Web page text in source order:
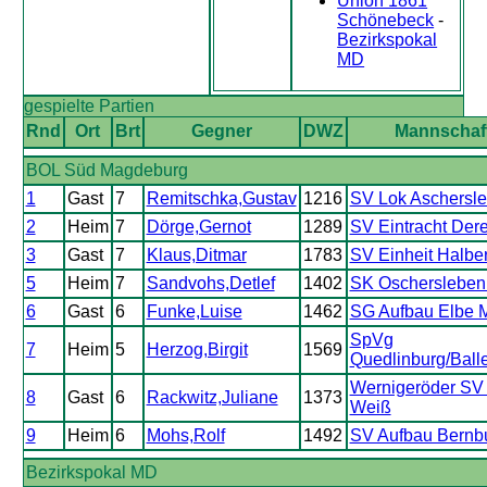
Schönebeck -
Bezirkspokal
MD
gespielte Partien
Rnd
Ort Brt Gegner DWZ
BOL Süd Magdeburg
1
Gast 7 Remitschka,Gustav 1216 SV Lok
2
Heim 7 Dörge,Gernot 1289 SV Eintracht
3
Gast 7 Klaus,Ditmar 1783 SV Einheit
5
Heim 7 Sandvohs,Detlef 1402 SK
6
Gast 6 Funke,Luise 1462 SG Aufbau Elbe
7 Heim 5 Herzog,Birgit 1569
SpVg
Quedlinburg/
8 Gast 6 Rackwitz,Juliane 1373
Wernigeröder SV
Weiß
9
Heim 6 Mohs,Rolf 1492 SV Aufbau
Bezirkspokal MD